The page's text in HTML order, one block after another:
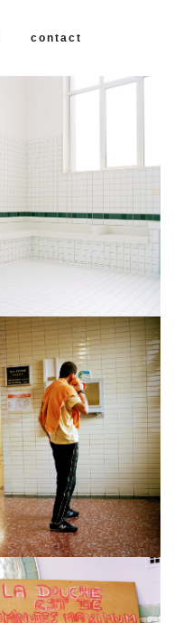
contact